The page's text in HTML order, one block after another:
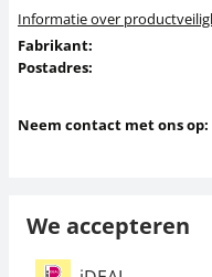
Informatie over
Fabrikant:
Postadres:
Neem contact met ons op:
We accepteren